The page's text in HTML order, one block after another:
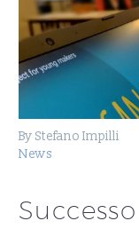
By Stefano Impilli
News